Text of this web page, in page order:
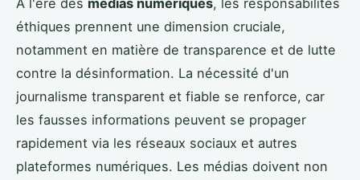
éthiques prennent une dimension cruciale,
notamment en matière de transparence et de lutte
contre la désinformation. La nécessité d'un
journalisme transparent et fiable se renforce, car
les fausses informations peuvent se propager
rapidement via les réseaux sociaux et autres
plateformes numériques. Les médias doivent non